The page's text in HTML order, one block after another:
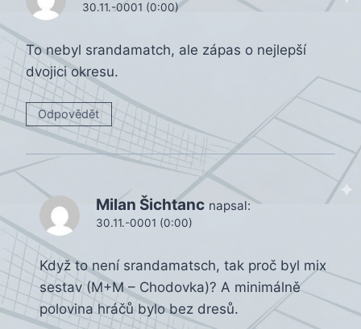
30.11.-0001 (0:00)
To nebyl srandamatch, ale zápas o nejlepší
dvojici okresu.
Odpovědět
Milan Šichtanc napsal:
30.11.-0001 (0:00)
Když to není srandamatsch, tak proč byl mix
sestav (M+M – Chodovka)? A minimálně
polovina hráčů bylo bez dresů.